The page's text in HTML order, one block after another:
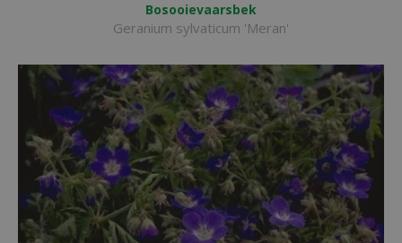
Bosooievaarsbek
Geranium sylvaticum 'Meran'